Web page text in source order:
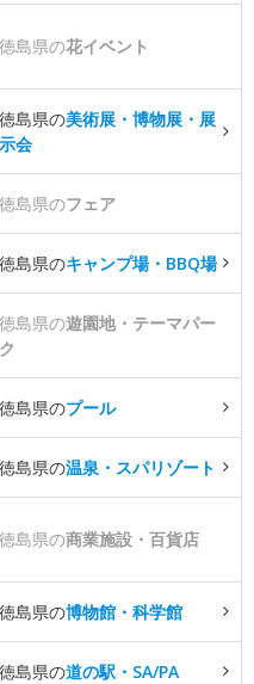
徳島県の花イベント
徳島県の美術展・博物展・展
示会
徳島県のフェア
徳島県のキャンプ場・BBQ場
徳島県の遊園地・テーマパー
ク
徳島県のプール
徳島県の温泉・スパリゾート
徳島県の商業施設・百貨店
徳島県の博物館・科学館
徳島県の道の駅・SA/PA